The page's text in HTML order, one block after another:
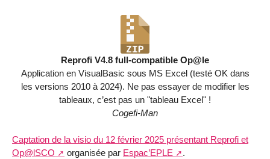
Reprofi V4.8 full-compatible Op@le
Application en VisualBasic sous MS Excel (testé OK dans
les versions 2010 à 2024). Ne pas essayer de modifier les
tableaux, c’est pas un "tableau Excel" !
Cogefi-Man
Captation de la visio du 12 février 2025 présentant Reprofi et
Op@lSCO
organisée par Espac’EPLE .